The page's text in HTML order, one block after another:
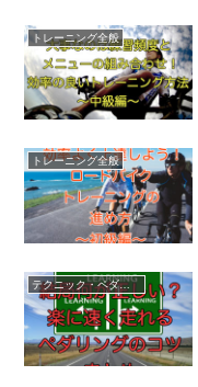
トレーニング全般
トレーニング全般
テクニック・ペダリング